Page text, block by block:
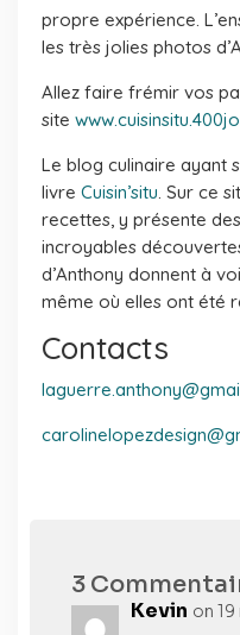
propre expérience.
les très jolies photos
Allez faire frémir vos
site
Le blog culinaire ayant
livre Cuisin’situ. Sur ce
recettes, y présente
incroyables
d’Anthony donnent à
même où elles ont été
Contacts
3
Kevin on